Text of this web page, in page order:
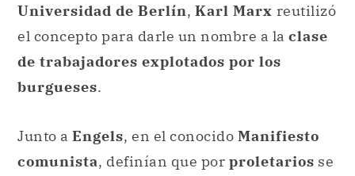
Universidad de Berlín, Karl Marx reutilizó
el concepto para darle un nombre a la clase
de trabajadores explotados por los
burgueses.
Junto a Engels, en el conocido Manifiesto
comunista, definían que por proletarios se